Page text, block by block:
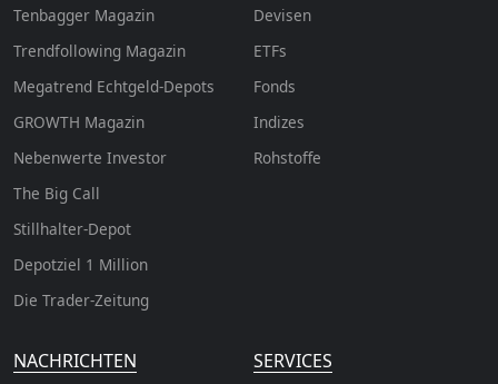
Tenbagger Magazin
Trendfollowing Magazin
Megatrend Echtgeld-Depots
GROWTH Magazin
Nebenwerte Investor
The Big Call
Stillhalter-Depot
Depotziel 1 Million
Die Trader-Zeitung
Devisen
ETFs
Fonds
Indizes
Rohstoffe
NACHRICHTEN SERVICES